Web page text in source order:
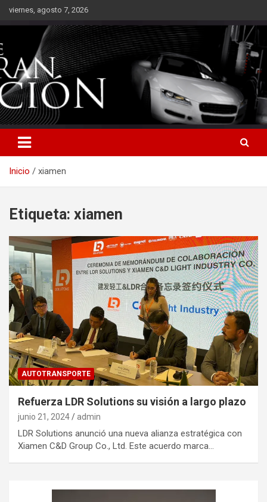
Saltarviernes, agosto 7, 2026
Inicio xiamen
Etiqueta: xiamen
AUTOTRANSPORTE
Refuerza LDR Solutions su visión a largo plazo
junio 21, 2024 admin
LDR Solutions anunció una nueva alianza estratégica con
Xiamen C&D Group Co., Ltd. Este acuerdo marca…